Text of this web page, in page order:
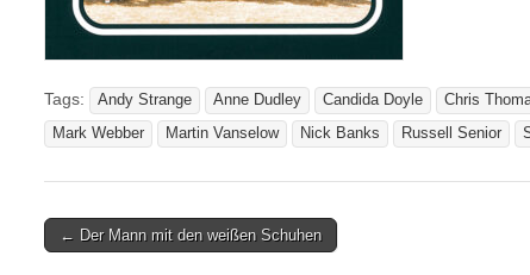
Tags: Andy Strange Anne Dudley Candida Doyle Chris
Mark Webber
Martin Vanselow Nick Banks Russell Senior
Post
← Der Mann mit den weißen Schuhen